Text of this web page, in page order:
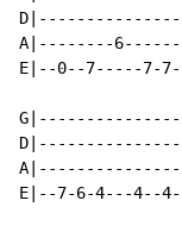
A|--------
E|--0--7-----7-
E|--7-6-4---4--